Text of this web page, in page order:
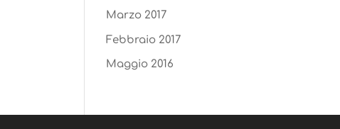
Marzo 2017
Febbraio 2017
Maggio 2016